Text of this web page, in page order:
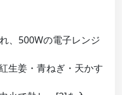
、500Wの電子レンジ
生姜・青ねぎ・天かす